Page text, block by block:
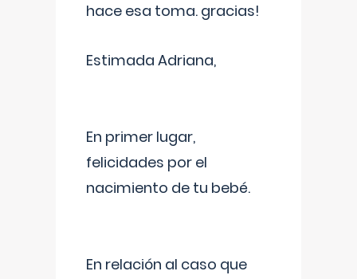
hace esa toma. gracias!
Estimada Adriana,
En primer lugar,
felicidades por el
nacimiento de tu bebé.
En relación al caso que